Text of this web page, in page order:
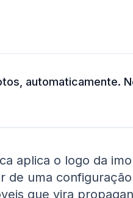
automaticamente.
aplica o logo da
de uma
que vira